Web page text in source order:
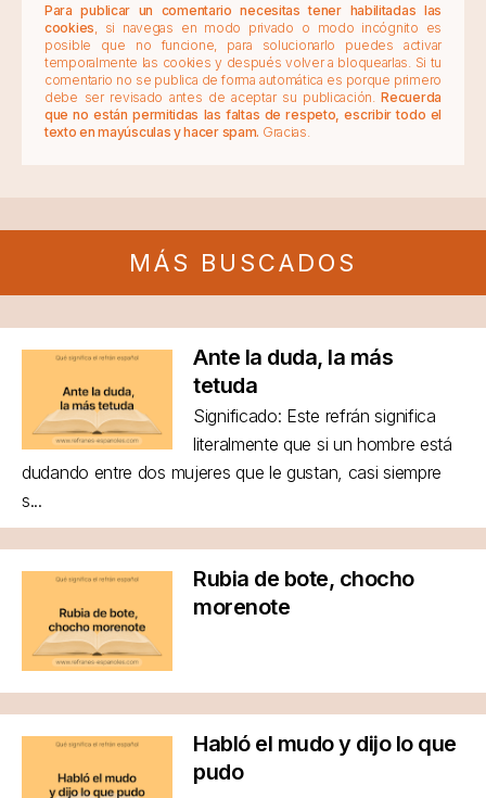
Para publicar un comentario necesitas tener habilitadas las
cookies , si navegas en modo privado o modo incógnito es
posible que no funcione, para solucionarlo puedes activar
temporalmente las cookies y después volver a bloquearlas. Si tu
comentario no se publica de forma automática es porque primero
debe ser revisado antes de aceptar su publicación.Recuerda
que no están permitidas las faltas de respeto, escribir todo el
texto en mayúsculas y hacer spam. Gracias.
MÁS BUSCADOS
Ante la duda, la más
tetuda
Significado: Este refrán significa
literalmente que si un hombre está
dudando entre dos mujeres que le gustan, casi siempre
s...
Rubia de bote, chocho
morenote
Habló el mudo y dijo lo que
pudo